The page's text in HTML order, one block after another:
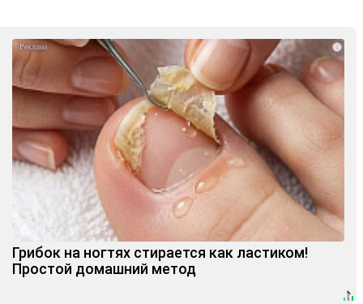
i
Грибок на ногтях стирается как ластиком!
Простой домашний метод